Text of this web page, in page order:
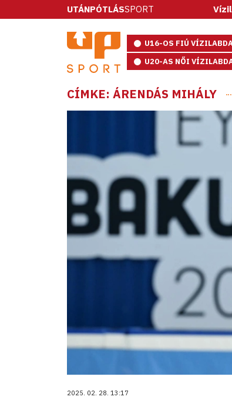
UTÁNPÓTLÁSSPORT Vízilabda:
U16-OS FIÚ
U20-AS NŐI
CÍMKE: ÁRENDÁS MIHÁLY
2025. 02. 28. 13:17